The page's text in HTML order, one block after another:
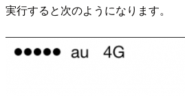
実行すると次のようになります。